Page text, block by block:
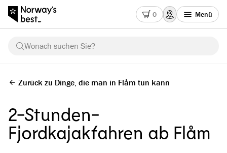
0 Menü
Wonach suchen Sie?
Zurück zu Dinge, die man in Flåm tun kann
2-Stunden-
Fjordkajakfahren ab Flåm